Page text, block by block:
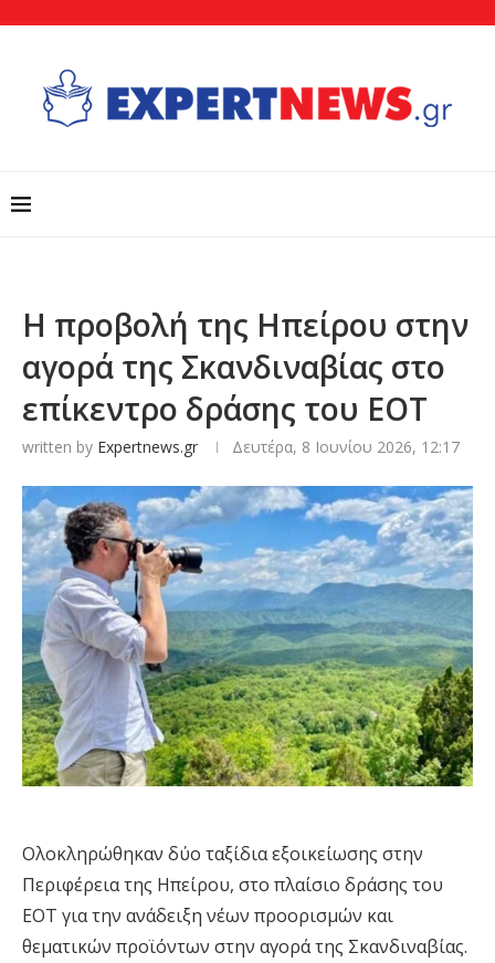
Η προβολή της Ηπείρου στην
αγορά της Σκανδιναβίας στο
επίκεντρο δράσης του ΕΟΤ
written by Expertnews.gr Δευτέρα, 8 Ιουνίου 2026, 12:17
Ολοκληρώθηκαν δύο ταξίδια εξοικείωσης στην
Περιφέρεια της Ηπείρου, στο πλαίσιο δράσης του
ΕΟΤ για την ανάδειξη νέων προορισμών και
θεματικών προϊόντων στην αγορά της Σκανδιναβίας.